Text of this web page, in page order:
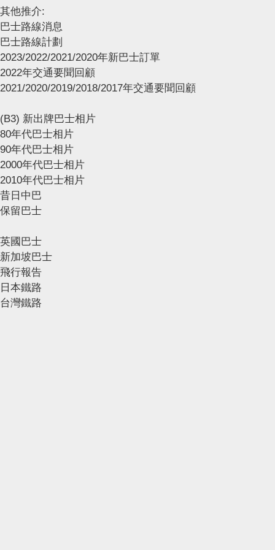
其他推介:
巴士路線消息
巴士路線計劃
2023/2022/2021/2020年新巴士訂單
2022年交通要聞回顧
2021/2020/2019/2018/2017年交通要聞回顧
(B3) 新出牌巴士相片
80年代巴士相片
90年代巴士相片
2000年代巴士相片
2010年代巴士相片
昔日中巴
保留巴士
英國巴士
新加坡巴士
飛行報告
日本鐵路
台灣鐵路